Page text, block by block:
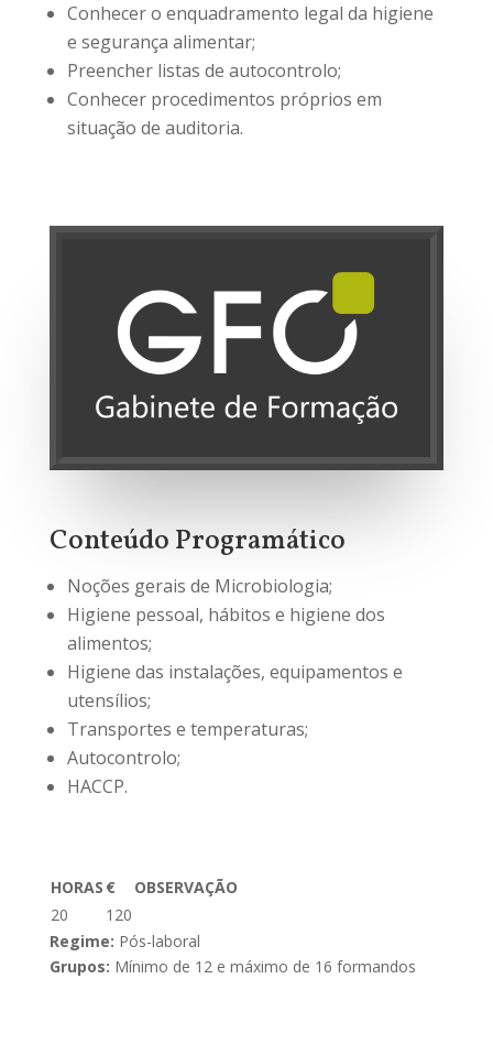
Conhecer o enquadramento legal da higiene
e segurança alimentar;
Preencher listas de autocontrolo;
Conhecer procedimentos próprios em
situação de auditoria.
Conteúdo Programático
Noções gerais de Microbiologia;
Higiene pessoal, hábitos e higiene dos
alimentos;
Higiene das instalações, equipamentos e
utensílios;
Transportes e temperaturas;
Autocontrolo;
HACCP.
HORAS €
OBSERVAÇÃO
20
120
Regime: Pós-laboral
Grupos: Mínimo de 12 e máximo de 16 formandos